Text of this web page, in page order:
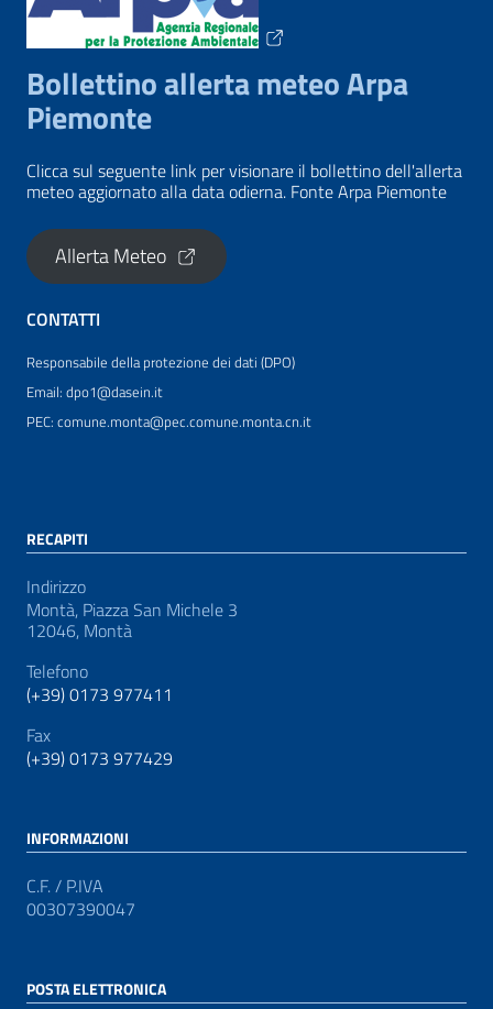
Bollettino allerta meteo Arpa
Piemonte
Clicca sul seguente link per visionare il bollettino dell'allerta
meteo aggiornato alla data odierna. Fonte Arpa Piemonte
Allerta Meteo
CONTATTI
Responsabile della protezione dei dati (DPO)
Email: dpo1@dasein.it
PEC: comune.monta@pec.comune.monta.cn.it
RECAPITI
Indirizzo
Montà, Piazza San Michele 3
12046, Montà
Telefono
(+39) 0173 977411
Fax
(+39) 0173 977429
INFORMAZIONI
C.F. / P.IVA
00307390047
POSTA ELETTRONICA